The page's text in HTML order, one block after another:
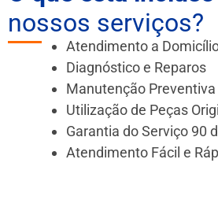
nossos serviços?
Atendimento a
Diagnóstico e Reparos
Manutenção Preventiva
Utilização de Peças
Garantia do Serviço 90
Atendimento Fácil e